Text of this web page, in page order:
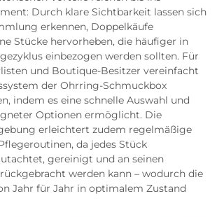
Durch klare Sichtbarkeit lassen sich
erkennen, Doppelkäufe
Stücke hervorheben, die häufiger in
einbezogen werden sollten. Für
und Boutique-Besitzer vereinfacht
der Ohrring-Schmuckbox
indem es eine schnelle Auswahl und
Optionen ermöglicht. Die
erleichtert zudem regelmäßige
da jedes Stück
gereinigt und an seinen
werden kann – wodurch die
Jahr für Jahr in optimalem Zustand